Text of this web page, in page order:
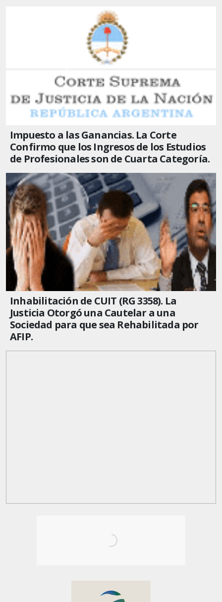
Impuesto a las Ganancias. La Corte
Confirmo que los Ingresos de los Estudios
de Profesionales son de Cuarta Categoría.
Inhabilitación de CUIT (RG 3358). La
Justicia Otorgó una Cautelar a una
Sociedad para que sea Rehabilitada por
AFIP.